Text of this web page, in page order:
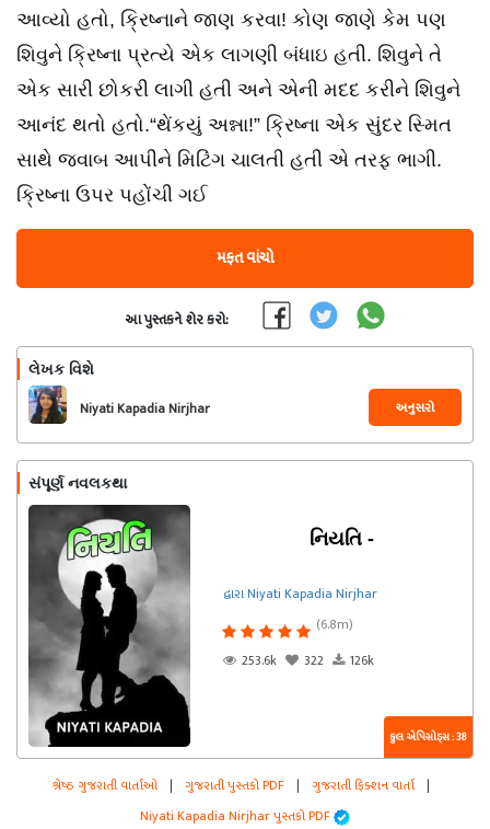
આવ્યો હતો, ક્રિષ્નાને જાણ કર​વા! કોણ જાણે કેમ પણ
શિવુને ક્રિષ્ના પ્રત્યે એક લાગણી બંધાઇ હતી. શિવુને તે
એક સારી છોકરી લાગી હતી અને એની મદદ કરીને શિવુને
આનંદ થતો હતો.“થેંકયું અન્ના!” ક્રિષ્ના એક સુંદર સ્મિત
સાથે જ​વાબ આપીને મિટિંગ ચાલતી હતી એ તરફ ભાગી.
ક્રિષ્ના ઉપર પહોંચી ગઈ
મફત વાંચો
આ પુસ્તકને શેર કરો:
લેખક વિશે
Niyati Kapadia Nirjhar અનુસરો
સંપૂર્ણ નવલકથા
નિયતિ -
દ્વારા Niyati Kapadia Nirjhar
(6.8m)
253.6k
322 126k
કુલ એપિસોડ્સ : 38
શ્રેષ્ઠ ગુજરાતી વાર્તાઓ | ગુજરાતી પુસ્તકો PDF | ગુજરાતી ફિક્શન વાર્તા |
Niyati Kapadia Nirjhar પુસ્તકો PDF